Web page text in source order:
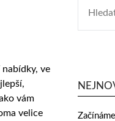
ve
vám
velice